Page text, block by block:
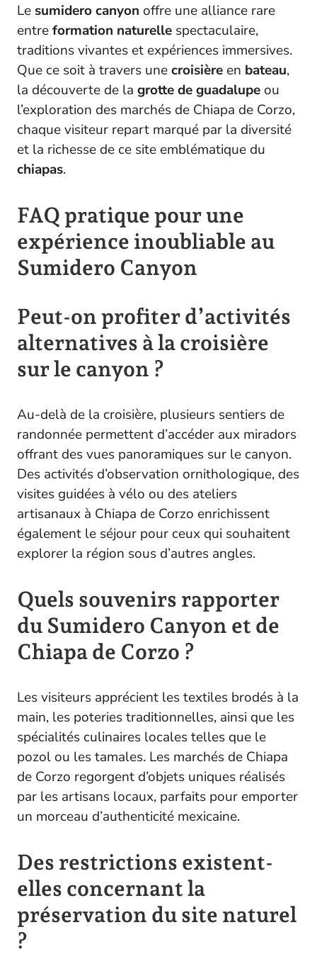
Le sumidero canyon offre une alliance rare
entreformation naturelle spectaculaire,
traditions vivantes et expériences immersives.
Que ce soit à travers unecroisière en bateau,
la découverte de la grotte de guadalupe ou
l’exploration des marchés de Chiapa de Corzo,
chaque visiteur repart marqué par la diversité
et la richesse de ce site emblématique du
chiapas.
FAQ pratique pour une
expérience inoubliable au
Sumidero Canyon
Peut-on profiter d’activités
alternatives à la croisière
sur le canyon ?
Au-delà de la croisière, plusieurs sentiers de
randonnée permettent d’accéder aux miradors
offrant des vues panoramiques sur le canyon.
Des activités d’observation ornithologique, des
visites guidées à vélo ou des ateliers
artisanaux à Chiapa de Corzo enrichissent
également le séjour pour ceux qui souhaitent
explorer la région sous d’autres angles.
Quels souvenirs rapporter
du Sumidero Canyon et de
Chiapa de Corzo ?
Les visiteurs apprécient les textiles brodés à la
main, les poteries traditionnelles, ainsi que les
spécialités culinaires locales telles que le
pozol ou les tamales. Les marchés de Chiapa
de Corzo regorgent d’objets uniques réalisés
par les artisans locaux, parfaits pour emporter
un morceau d’authenticité mexicaine.
Des restrictions existent-
elles concernant la
préservation du site naturel
?